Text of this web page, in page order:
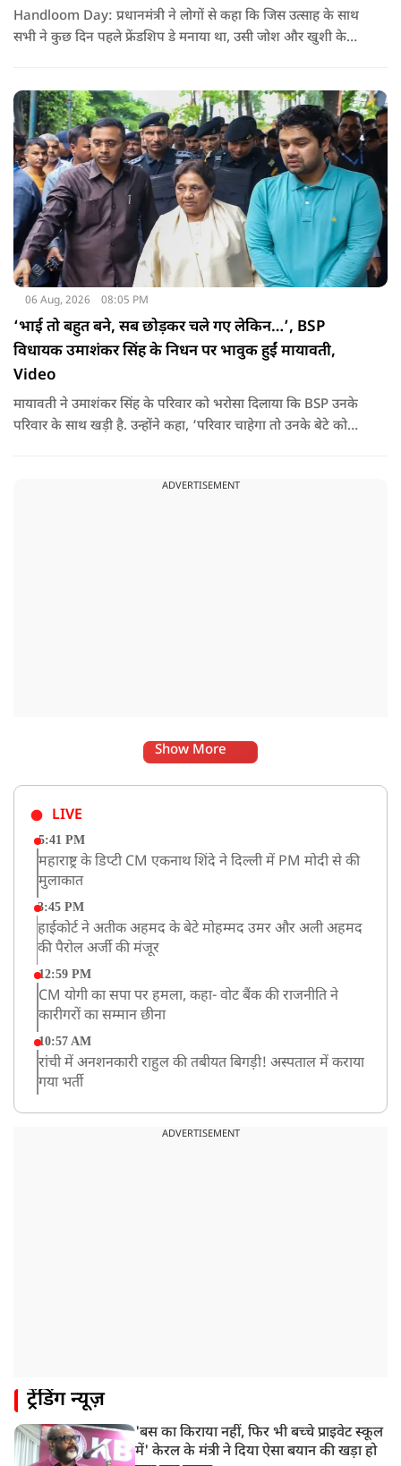
Handloom Day: प्रधानमंत्री ने लोगों से कहा कि जिस उत्साह के साथ
सभी ने कुछ दिन पहले फ्रेंडशिप डे मनाया था, उसी जोश और खुशी के
06 Aug, 2026 08:05 PM
‘भाई तो बहुत बने, सब छोड़कर चले गए लेकिन…’, BSP
विधायक उमाशंकर सिंह के निधन पर भावुक हुईं मायावती,
Video
मायावती ने उमाशंकर सिंह के परिवार को भरोसा दिलाया कि BSP उनके
परिवार के साथ खड़ी है. उन्होंने कहा, ‘परिवार चाहेगा तो उनके बेटे को
ADVERTISEMENT
Show More
LIVE
5:41 PM
महाराष्ट्र के डिप्टी CM एकनाथ शिंदे ने दिल्ली में PM मोदी से की
मुलाकात
3:45 PM
हाईकोर्ट ने अतीक अहमद के बेटे मोहम्मद उमर और अली अहमद
की पैरोल अर्जी की मंजूर
12:59 PM
CM योगी का सपा पर हमला, कहा- वोट बैंक की राजनीति ने
कारीगरों का सम्मान छीना
10:57 AM
रांची में अनशनकारी राहुल की तबीयत बिगड़ी! अस्पताल में कराया
गया भर्ती
CBI का बड़ा खुलासा, NTA के एक्सपर्ट्स ने ही लीक कराया
ADVERTISEMENT
ट्रेंडिंग न्यूज़
'बस का किराया नहीं, फिर भी बच्चे प्राइवेट स्कूल
में' केरल के मंत्री ने दिया ऐसा बयान की खड़ा हो